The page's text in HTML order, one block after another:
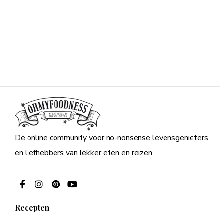
De online community voor no-nonsense levensgenieters
en liefhebbers van lekker eten en reizen
Recepten